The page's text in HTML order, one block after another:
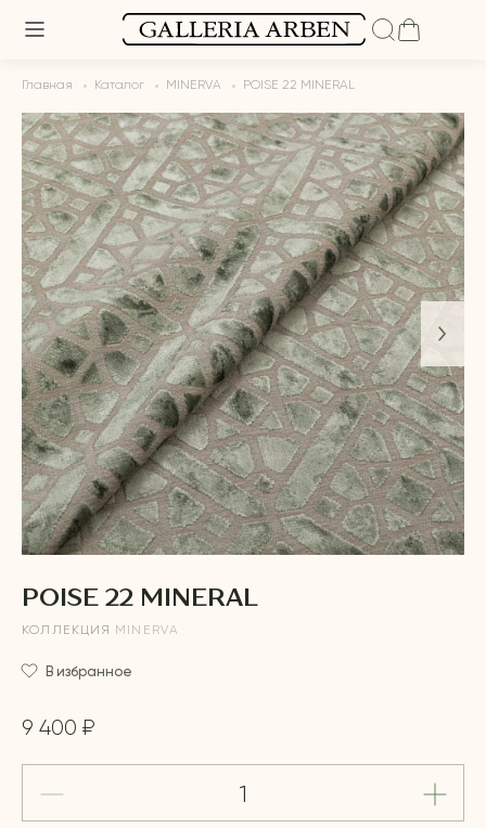
Главная Каталог MINERVA POISE 22 MINERAL
POISE 22 MINERAL
КОЛЛЕКЦИЯ MINERVA
В избранное
9 400 ₽